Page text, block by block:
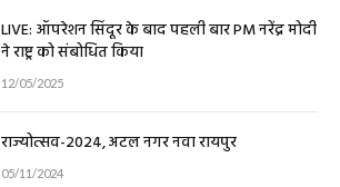
LIVE: ऑपरेशन सिंदूर के बाद पहली बार PM नरेंद्र मोदी
ने राष्ट्र को संबोधित किया
12/05/2025
राज्योत्सव-2024, अटल नगर नवा रायपुर
05/11/2024